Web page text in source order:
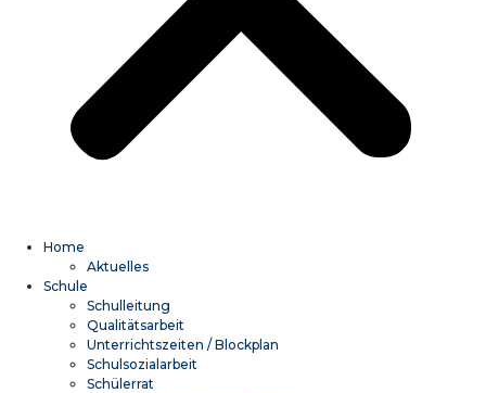
Home
Aktuelles
Schule
Schulleitung
Qualitätsarbeit
Unterrichtszeiten / Blockplan
Schulsozialarbeit
Schülerrat